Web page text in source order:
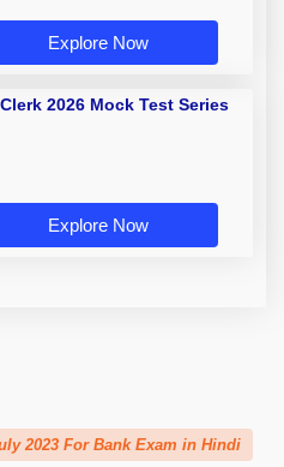
Explore Now
2026 Mock Test Series
Explore Now
2023 For Bank Exam in Hindi